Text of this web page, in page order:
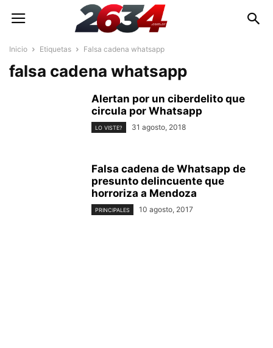
Inicio Etiquetas Falsa cadena whatsapp
falsa cadena whatsapp
Alertan por un ciberdelito que
circula por Whatsapp
LO VISTE? 31 agosto, 2018
Falsa cadena de Whatsapp de
presunto delincuente que
horroriza a Mendoza
PRINCIPALES 10 agosto, 2017